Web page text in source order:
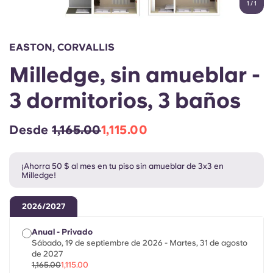
English (GB)
Chinese
Español
French
Elige un país
Iniciar sesión
Reserva ahora
1 /1
EASTON, CORVALLIS
Milledge, sin amueblar -
3 dormitorios, 3 baños
Desde1,165.001,115.00
¡Ahorra 50 $ al mes en tu piso sin amueblar de 3x3 en
Milledge!
2026/2027
Anual - Privado
Sábado, 19 de septiembre de 2026 - Martes, 31 de agosto
de 2027
1,165.001,115.00